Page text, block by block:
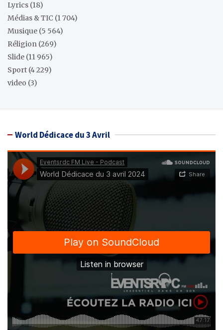
Lyrics (18)
Médias & TIC (1 704)
Musique (5 564)
Réligion (269)
Slide (11 965)
Sport (4 229)
video (3)
World Dédicace du 3 Avril